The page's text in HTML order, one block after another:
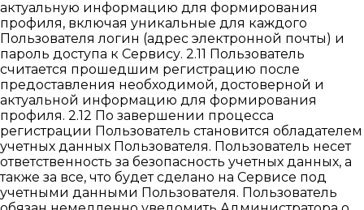
актуальную информацию для формирования
профиля, включая уникальные для каждого
Пользователя логин (адрес электронной почты) и
пароль доступа к Сервису. 2.11 Пользователь
считается прошедшим регистрацию после
предоставления необходимой, достоверной и
актуальной информацию для формирования
профиля. 2.12 По завершении процесса
регистрации Пользователь становится обладателем
учетных данных Пользователя. Пользователь несет
ответственность за безопасность учетных данных, а
также за все, что будет сделано на Сервисе под
учетными данными Пользователя. Пользователь